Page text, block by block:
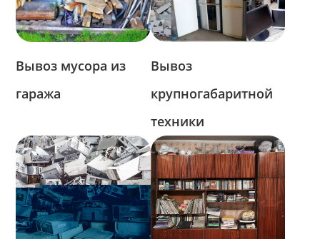
Вывоз мусора из
гаража
Вывоз
крупногабаритной
техники